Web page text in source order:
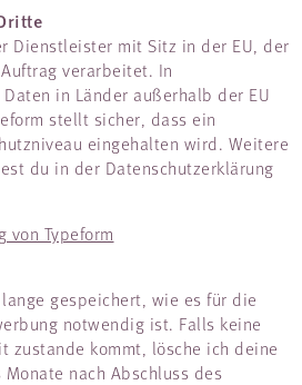
Dienstleister mit Sitz in der EU, der
verarbeitet. In
in Länder außerhalb der EU
stellt sicher, dass ein
eingehalten wird. Weitere
du in der Datenschutzerklärung
von Typeform
gespeichert, wie es für die
notwendig ist. Falls keine
zustande kommt, lösche ich deine
nach Abschluss des